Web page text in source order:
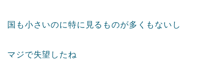
国も小さいのに特に見るものが多くもないし
マジで失望したね